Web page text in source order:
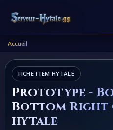
Accueil
FICHE ITEM HYTALE
Prototype -
Bottom Right
hytale